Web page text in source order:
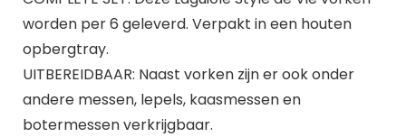
worden per 6 geleverd. Verpakt in een houten
opbergtray.
UITBEREIDBAAR: Naast vorken zijn er ook onder
andere messen, lepels, kaasmessen en
botermessen verkrijgbaar.